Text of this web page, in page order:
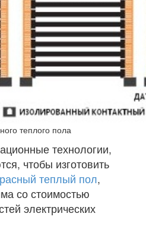
теплого пола
технологии,
чтобы изготовить
теплый пол,
со стоимостью
электрических